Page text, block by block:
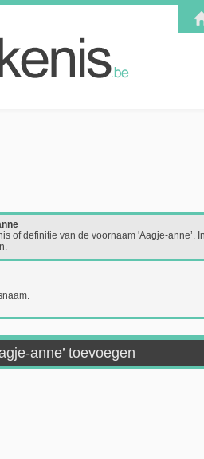
of definitie van de voornaam 'Aagje-anne’.
anne’ toevoegen